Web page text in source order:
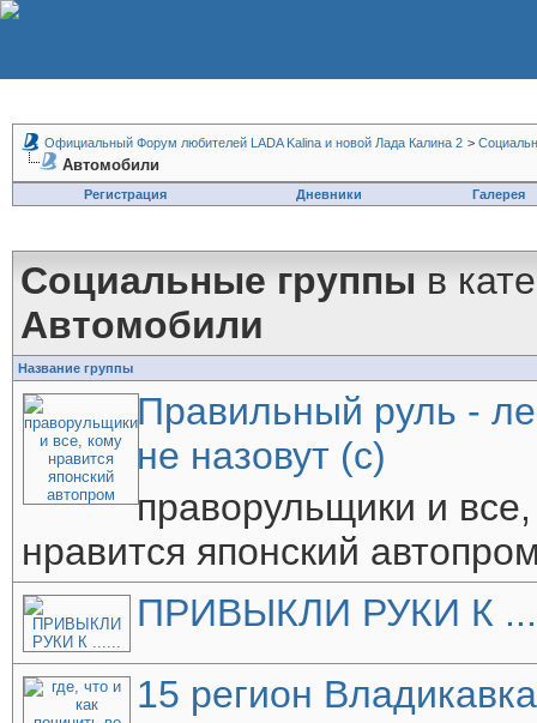
Официальный Форум любителей LADA Kalina и новой Лада Калина 2 >
Автомобили
Регистрация Дневники Галерея
Социальные группы в
Автомобили
Название группы
Правильный руль -
не назовут (с)
праворульщики и
нравится японский
ПРИВЫКЛИ РУКИ К
15 регион